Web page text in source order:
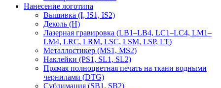
Нанесение логотипа
Вышивка (I, IS1, IS2)
Деколь (H)
Лазерная гравировка (LB1–LB4, LC1–LC4, LM1–
LM4, LRC, LRM, LSC, LSM, LSP, LT)
Металлостикер (MS1, MS2)
Наклейки (PS1, SL1, SL2)
Прямая полноцветная печать на ткани водными
чернилами (DTG)
Сублимация (SB1, SB2)